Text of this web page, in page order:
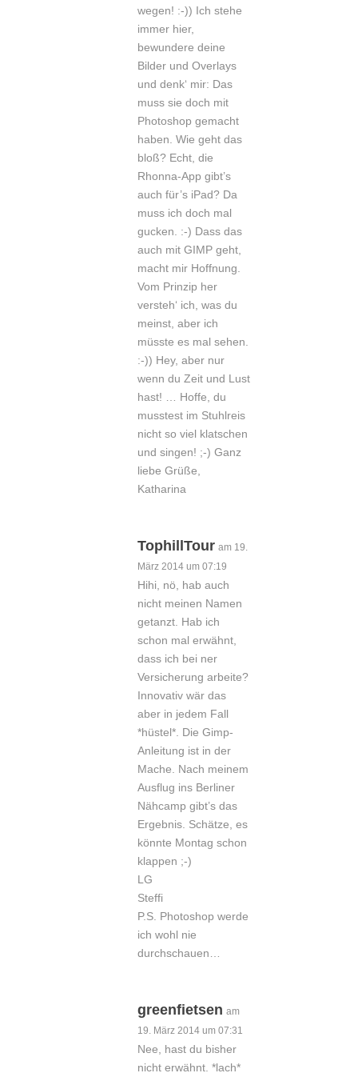
wegen! :-)) Ich stehe
immer hier,
bewundere deine
Bilder und Overlays
und denk‘ mir: Das
muss sie doch mit
Photoshop gemacht
haben. Wie geht das
bloß? Echt, die
Rhonna-App gibt’s
auch für’s iPad? Da
muss ich doch mal
gucken. :-) Dass das
auch mit GIMP geht,
macht mir Hoffnung.
Vom Prinzip her
versteh‘ ich, was du
meinst, aber ich
müsste es mal sehen.
:-)) Hey, aber nur
wenn du Zeit und Lust
hast! … Hoffe, du
musstest im Stuhlreis
nicht so viel klatschen
und singen! ;-) Ganz
liebe Grüße,
Katharina
TophillTour am 19.
März 2014 um 07:19
Hihi, nö, hab auch
nicht meinen Namen
getanzt. Hab ich
schon mal erwähnt,
dass ich bei ner
Versicherung arbeite?
Innovativ wär das
aber in jedem Fall
*hüstel*. Die Gimp-
Anleitung ist in der
Mache. Nach meinem
Ausflug ins Berliner
Nähcamp gibt’s das
Ergebnis. Schätze, es
könnte Montag schon
klappen ;-)
LG
Steffi
P.S. Photoshop werde
ich wohl nie
durchschauen…
greenfietsen am
19. März 2014 um 07:31
Nee, hast du bisher
nicht erwähnt. *lach*